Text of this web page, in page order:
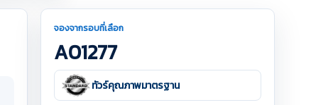
จองจากรอบที่เลือก
A01277
ทัวร์คุณภาพมาตรฐาน